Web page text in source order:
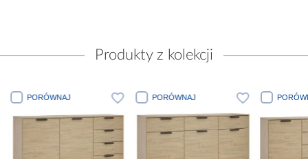
Produkty z kolekcji
PORÓWNAJ PORÓWNAJ